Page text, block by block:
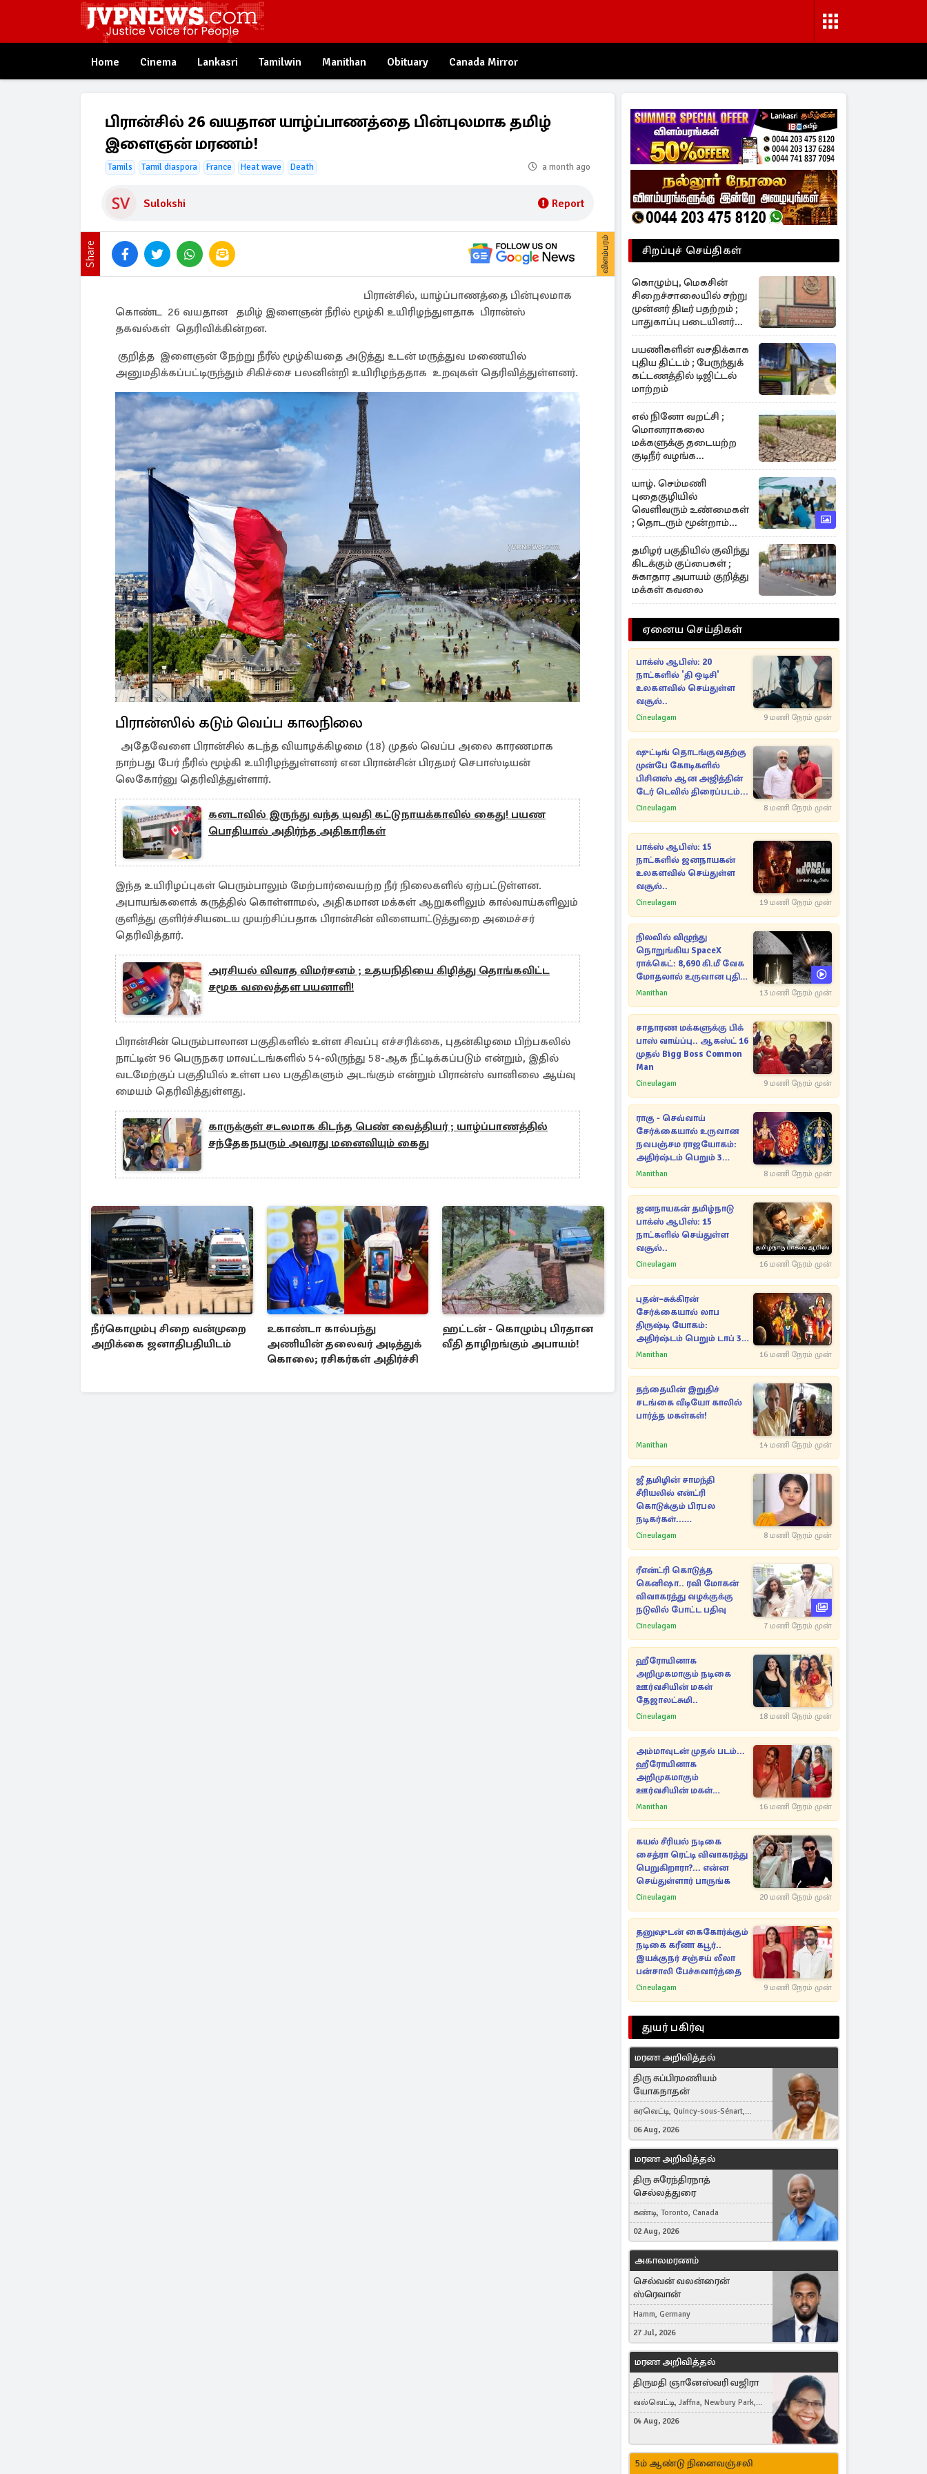
Home Cinema Lankasri Tamilwin Manithan Obituary Canada Mirror
பிரான்சில் 26 வயதான யாழ்ப்பாணத்தை பின்புலமாக தமிழ்
இளைஞன் மரணம்!
Tamils Tamil diaspora France Heat wave Death a month ago
Sulokshi Report
Share விளம்பரம்
பிரான்சில், யாழ்ப்பாணத்தை பின்புலமாக
கொண்ட 26 வயதான தமிழ் இளைஞன் நீரில் மூழ்கி உயிரிழந்துளதாக பிரான்ஸ்
தகவல்கள் தெரிவிக்கின்றன.
குறித்த இளைஞன் நேற்று நீரீல் மூழ்கியதை அடுத்து உடன் மருத்துவ மணையில்
அனுமதிக்கப்பட்டிருந்தும் சிகிச்சை பலனின்றி உயிரிழந்ததாக உறவுகள் தெரிவித்துள்ளனர்.
பிரான்ஸில் கடும் வெப்ப காலநிலை
அதேவேளை பிரான்சில் கடந்த வியாழக்கிழமை (18) முதல் வெப்ப அலை காரணமாக
நாற்பது பேர் நீரில் மூழ்கி உயிரிழந்துள்ளனர் என பிரான்சின் பிரதமர் செபாஸ்டியன்
லெகோர்னு தெரிவித்துள்ளார்.
கனடாவில் இருந்து வந்த யுவதி கட்டுநாயக்காவில் கைது! பயண
பொதியால் அதிர்ந்த அதிகாரிகள்
இந்த உயிரிழப்புகள் பெரும்பாலும் மேற்பார்வையற்ற நீர் நிலைகளில் ஏற்பட்டுள்ளன.
அபாயங்களைக் கருத்தில் கொள்ளாமல், அதிகமான மக்கள் ஆறுகளிலும் கால்வாய்களிலும்
குளித்து குளிர்ச்சியடைய முயற்சிப்பதாக பிரான்சின் விளையாட்டுத்துறை அமைச்சர்
தெரிவித்தார்.
அரசியல் விவாத விமர்சனம் ; உதயநிதியை கிழித்து தொங்கவிட்ட
சமூக வலைத்தள பயனாளி!
பிரான்சின் பெரும்பாலான பகுதிகளில் உள்ள சிவப்பு எச்சரிக்கை, புதன்கிழமை பிற்பகலில்
நாட்டின் 96 பெருநகர மாவட்டங்களில் 54-லிருந்து 58-ஆக நீட்டிக்கப்படும் என்றும், இதில்
வடமேற்குப் பகுதியில் உள்ள பல பகுதிகளும் அடங்கும் என்றும் பிரான்ஸ் வானிலை ஆய்வு
மையம் தெரிவித்துள்ளது.
காருக்குள் சடலமாக கிடந்த பெண் வைத்தியர் ; யாழ்ப்பாணத்தில்
சந்தேகநபரும் அவரது மனைவியும் கைது
நீர்கொழும்பு சிறை வன்முறை
அறிக்கை ஜனாதிபதியிடம்
உகாண்டா கால்பந்து
அணியின் தலைவர் அடித்துக்
கொலை; ரசிகர்கள் அதிர்ச்சி
ஹட்டன் - கொழும்பு பிரதான
வீதி தாழிறங்கும் அபாயம்!
சிறப்புச் செய்திகள்
கொழும்பு, மெகசின்
சிறைச்சாலையில் சற்று
முன்னர் திடீர் பதற்றம் ;
பாதுகாப்பு படையினர்
களத்தில்
பயணிகளின் வசதிக்காக
புதிய திட்டம் ; பேருந்துக்
கட்டணத்தில் டிஜிட்டல்
மாற்றம்
எல் நினோ வறட்சி ;
மொனராகலை
மக்களுக்கு தடையற்ற
குடிநீர் வழங்க
நடவடிக்கை
யாழ். செம்மணி
புதைகுழியில்
வெளிவரும் உண்மைகள்
; தொடரும் மூன்றாம்
கட்ட அகழ்வாராய்ச்சி
தமிழர் பகுதியில் குவிந்து
கிடக்கும் குப்பைகள் ;
சுகாதார அபாயம் குறித்து
மக்கள் கவலை
ஏனைய செய்திகள்
பாக்ஸ் ஆபிஸ்: 20
நாட்களில் 'தி ஒடிசி'
உலகளவில் செய்துள்ள
வசூல்..
Cineulagam 9 மணி நேரம் முன்
ஷுட்டிங் தொடங்குவதற்கு
முன்பே கோடிகளில்
பிசினஸ் ஆன அஜித்தின்
டேர் டெவில் திரைப்படம்...
Cineulagam 8 மணி நேரம் முன்
பாக்ஸ் ஆபிஸ்: 15
நாட்களில் ஜனநாயகன்
உலகளவில் செய்துள்ள
வசூல்..
Cineulagam 19 மணி நேரம் முன்
நிலவில் விழுந்து
நொறுங்கிய SpaceX
ராக்கெட்: 8,690 கி.மீ வேக
மோதலால் உருவான புதிய
பள்ளம்!
Manithan 13 மணி நேரம் முன்
சாதாரண மக்களுக்கு பிக்
பாஸ் வாய்ப்பு.. ஆகஸ்ட் 16
முதல் Bigg Boss Common
Man
Cineulagam 9 மணி நேரம் முன்
ராகு - செவ்வாய்
சேர்க்கையால் உருவான
நவபஞ்சம ராஜயோகம்:
அதிர்ஷ்டம் பெறும் 3
ராசிகள்!
Manithan 8 மணி நேரம் முன்
ஜனநாயகன் தமிழ்நாடு
பாக்ஸ் ஆபிஸ்: 15
நாட்களில் செய்துள்ள
வசூல்..
Cineulagam 16 மணி நேரம் முன்
புதன்–சுக்கிரன்
சேர்க்கையால் லாப
திருஷ்டி யோகம்:
அதிர்ஷ்டம் பெறும் டாப் 3
ராசிகள்!
Manithan 16 மணி நேரம் முன்
தந்தையின் இறுதிச்
சடங்கை வீடியோ காலில்
பார்த்த மகள்கள்!
Manithan 14 மணி நேரம் முன்
ஜீ தமிழின் சாமந்தி
சீரியலில் என்ட்ரி
கொடுக்கும் பிரபல
நடிகர்கள்...
போட்டோவுடன் இதோ
Cineulagam 8 மணி நேரம் முன்
ரீஎன்ட்ரி கொடுத்த
கெனிஷா.. ரவி மோகன்
விவாகரத்து வழக்குக்கு
நடுவில் போட்ட பதிவு
Cineulagam 7 மணி நேரம் முன்
ஹீரோயினாக
அறிமுகமாகும் நடிகை
ஊர்வசியின் மகள்
தேஜாலட்சுமி..
Cineulagam 18 மணி நேரம் முன்
அம்மாவுடன் முதல் படம்...
ஹீரோயினாக
அறிமுகமாகும்
ஊர்வசியின் மகள்
தேஜலட்சுமி!
Manithan 16 மணி நேரம் முன்
கயல் சீரியல் நடிகை
சைத்ரா ரெட்டி விவாகரத்து
பெறுகிறாரா?... என்ன
செய்துள்ளார் பாருங்க
Cineulagam 20 மணி நேரம் முன்
தனுஷுடன் கைகோர்க்கும்
நடிகை கரீனா கபூர்..
இயக்குநர் சஞ்சய் லீலா
பன்சாலி பேச்சுவார்த்தை
Cineulagam 9 மணி நேரம் முன்
துயர் பகிர்வு
மரண அறிவித்தல்
திரு சுப்பிரமணியம்
யோகநாதன்
கரவெட்டி, Quincy-sous-Sénart,
France
06 Aug, 2026
மரண அறிவித்தல்
திரு சுரேந்திரநாத்
செல்லத்துரை
கண்டி, Toronto, Canada
02 Aug, 2026
அகாலமரணம்
செல்வன் வலன்ரைன்
ஸ்ரெவான்
Hamm, Germany
27 Jul, 2026
மரண அறிவித்தல்
திருமதி ஞானேஸ்வரி வஜிரா
வல்வெட்டி, Jaffna, Newbury Park,
United Kingdom
04 Aug, 2026
5ம் ஆண்டு நினைவஞ்சலி